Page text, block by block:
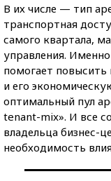
В их числе — тип
транспортная
самого квартала,
управления.
помогает повысить
и его
оптимальный пул
tenant-mix». И все
владельца бизнес-
необходимость